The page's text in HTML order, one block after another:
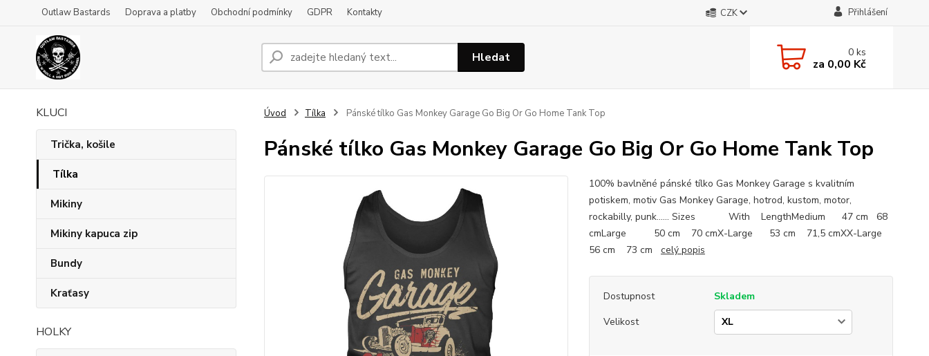
Outlaw Bastards Doprava a platby Obchodní podmínky GDPR Kontakty CZK Přihlášení
Hledat 0ks
za 0,00 Kč
KLUCI
Trička, košile
Tílka
Mikiny
Mikiny kapuca zip
Bundy
Kraťasy
HOLKY
Úvod Tílka Pánské tílko Gas Monkey Garage Go Big Or Go Home Tank Top
Pánské tílko Gas Monkey Garage Go Big Or Go Home Tank Top
100% bavlněné pánské tílko Gas Monkey Garage s kvalitním
potiskem, motiv Gas Monkey Garage, hotrod, kustom, motor,
rockabilly, punk...... Sizes With LengthMedium 47 cm 68
cmLarge 50 cm 70 cmX-Large 53 cm 71,5 cmXX-Large
56 cm 73 cm celý popis
Dostupnost
Skladem
Velikost